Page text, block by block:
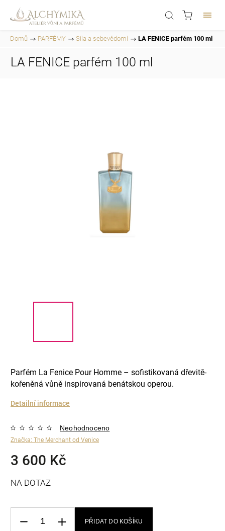
Domů / PARFÉMY / Síla a sebevědomí / LA FENICE parfém 100 ml
LA FENICE parfém 100 ml
Parfém La Fenice Pour Homme – sofistikovaná dřevitě-
kořeněná vůně inspirovaná benátskou operou.
Detailní informace
Značka: The Merchant od Venice
Neohodnoceno
3 600 Kč
NA DOTAZ
PŘIDAT DO KOŠÍKU